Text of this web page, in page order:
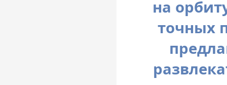
на
точных